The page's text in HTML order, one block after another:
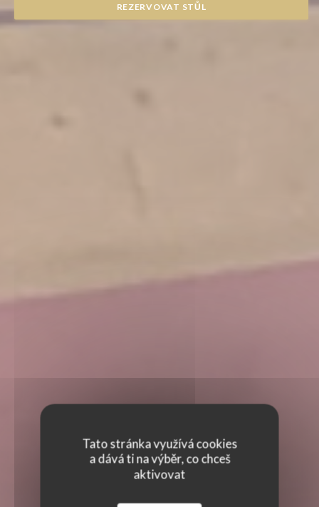
Tato stránka využívá cookies
a dává ti na výběr, co chceš
aktivovat
REZERVOVAT STŮL